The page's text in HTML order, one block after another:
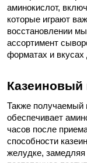
аминокислот,
которые играют
восстановлении
ассортимент
форматах и
Казеиновый
Также получаемый
обеспечивает
часов после
способности
желудке, замедляя